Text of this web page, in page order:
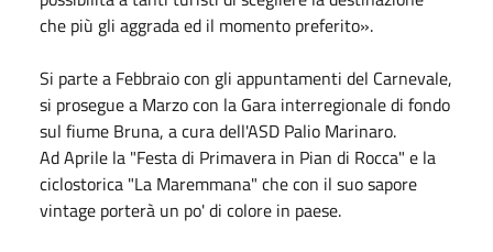
che più gli aggrada ed il momento preferito».
Si parte a Febbraiocon gli appuntamenti del Carnevale,
si prosegue a Marzocon la Gara interregionale di fondo
sul fiume Bruna, a cura dell'ASD Palio Marinaro.
AdAprile la "Festa di Primavera in Pian di Rocca" e la
ciclostorica "La Maremmana" che con il suo sapore
vintage porterà un po' di colore in paese.